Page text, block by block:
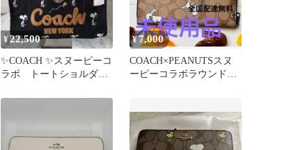
¥22,500
✨COACH ✨スヌーピーコ
ラボ トートショルダー
¥7,000
COACH×PEANUTSスヌ
ーピーコラボラウンドフ